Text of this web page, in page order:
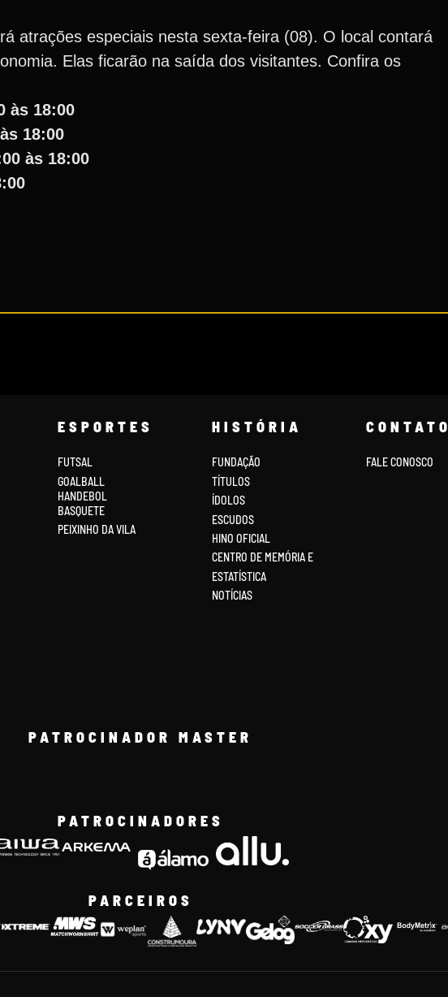
atrações especiais nesta sexta-feira (08). O local contará
Elas ficarão na saída dos visitantes. Confira os
às 18:00
18:00
às 18:00
ESPORTES
FUTSAL
GOALBALL
HANDEBOL
BASQUETE
PEIXINHO DA VILA
HISTÓRIA
FUNDAÇÃO
TÍTULOS
ÍDOLOS
ESCUDOS
HINO OFICIAL
CENTRO DE MEMÓRIA E
ESTATÍSTICA
NOTÍCIAS
CONTATO
FALE CONOSCO
PATROCINADOR MASTER
PATROCINADORES
PARCEIROS